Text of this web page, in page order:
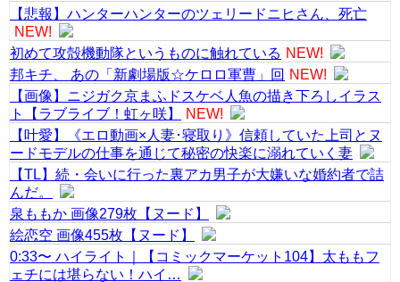
【悲報】ハンターハンターのツェリードニヒさん、死亡
NEW!
初めて攻殻機動隊というものに触れている NEW!
邦キチ、 あの「新劇場版☆ケロロ軍曹」回
NEW!
【画像】ニジガク京まふドスケベ人魚の描き下ろしイラス
ト【ラブライブ！虹ヶ咲】
NEW!
【叶愛】《エロ動画×人妻･寝取り》信頼していた上司とヌ
ードモデルの仕事を通じて秘密の快楽に溺れていく妻
【TL】続・会いに行った裏アカ男子が大嫌いな婚約者で詰
んだ。
泉ももか 画像279枚【ヌード】
絵恋空 画像455枚【ヌード】
0:33〜 ハイライト｜【コミックマーケット104】太ももフ
ェチには堪らない！ハイ…